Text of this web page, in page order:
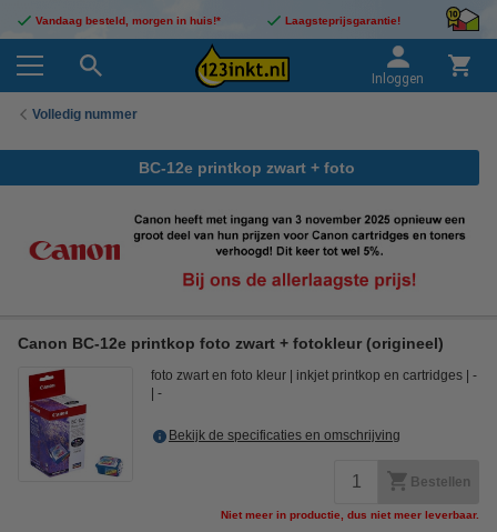
Vandaag besteld, morgen in huis!* Laagsteprijsgarantie!
Inloggen
Volledig nummer
BC-12e printkop zwart + foto
Canon BC-12e printkop foto zwart + fotokleur (origineel)
foto zwart en foto kleur inkjet printkop en cartridges
-
-
Bekijk de specificaties en omschrijving
Bestellen
Niet meer in productie, dus niet meer leverbaar.